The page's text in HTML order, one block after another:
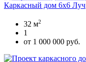
Каркасный дом 6х6 Луч
32 м2
1
от 1 000 000 руб.